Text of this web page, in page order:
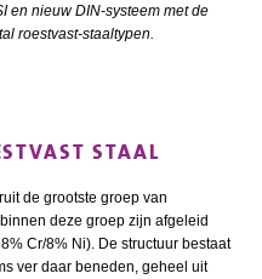
en nieuw DIN-systeem met de
roestvast-staaltypen.
STAAL
de grootste groep van
deze groep zijn afgeleid
Cr/8% Ni). De structuur bestaat
ver daar beneden, geheel uit